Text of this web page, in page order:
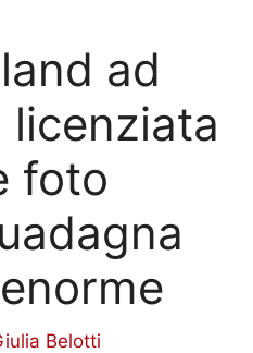
ad
licenziata
foto
Belotti